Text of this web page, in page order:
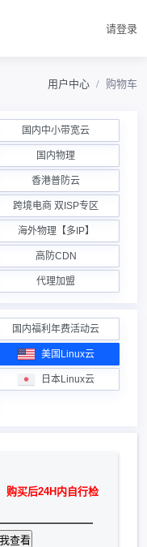
请登录
用户中心 购物车
国内中小带宽云
国内物理
香港普防云
跨境电商 双ISP专区
海外物理【多IP】
高防CDN
代理加盟
国内福利年费活动云
美国Linux云
日本Linux云
购买后24H内自行检